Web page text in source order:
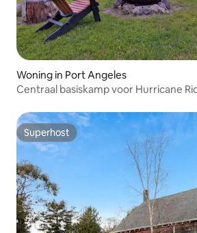
Woning in Port Angeles
Centraal basiskamp voor Hurricane
Superhost
Superhost